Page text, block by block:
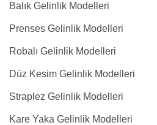
Balık Gelinlik Modelleri
Prenses Gelinlik Modelleri
Robalı Gelinlik Modelleri
Düz Kesim Gelinlik Modelleri
Straplez Gelinlik Modelleri
Kare Yaka Gelinlik Modelleri